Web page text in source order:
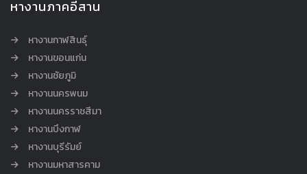
หางานภาคอีสาน
หางานกาฬสินธุ์
หางานขอนแก่น
หางานชัยภูมิ
หางานนครพนม
หางานนครราชสีมา
หางานบึงกาฬ
หางานบุรีรัมย์
หางานมหาสารคาม